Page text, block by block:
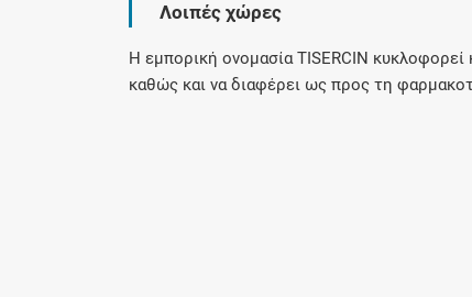
Λοιπές χώρες
Η εμπορική ονομασία TISERCIN
καθώς και να διαφέρει ως προς τη